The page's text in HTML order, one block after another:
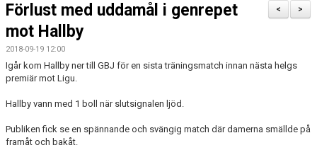
NYHETER
KALENDER
TRUPPEN
BILDGALLERI
DOKUMENT
>
<
Förlust med uddamål i genrepet
mot Hallby
2018-09-19 12:00
Igår kom Hallby ner till GBJ för en sista träningsmatch innan nästa helgs
premiär mot Ligu.
Hallby vann med 1 boll när slutsignalen ljöd.
Publiken fick se en spännande och svängig match där damerna smällde på
framåt och bakåt.